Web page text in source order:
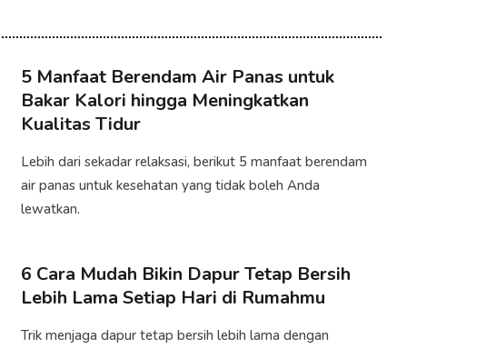
5 Manfaat Berendam Air Panas untuk
Bakar Kalori hingga Meningkatkan
Kualitas Tidur
Lebih dari sekadar relaksasi, berikut 5 manfaat berendam
air panas untuk kesehatan yang tidak boleh Anda
lewatkan.
6 Cara Mudah Bikin Dapur Tetap Bersih
Lebih Lama Setiap Hari di Rumahmu
Trik menjaga dapur tetap bersih lebih lama dengan